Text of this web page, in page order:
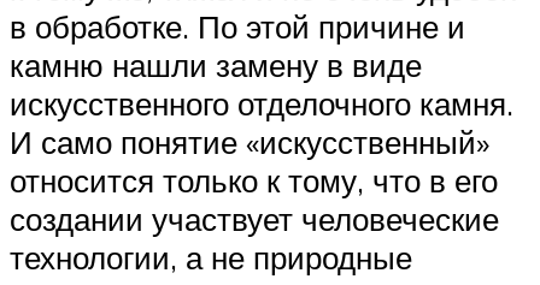
в обработке. По этой причине и
камню нашли замену в виде
искусственного отделочного камня.
И само понятие «искусственный»
относится только к тому, что в его
создании участвует человеческие
технологии, а не природные